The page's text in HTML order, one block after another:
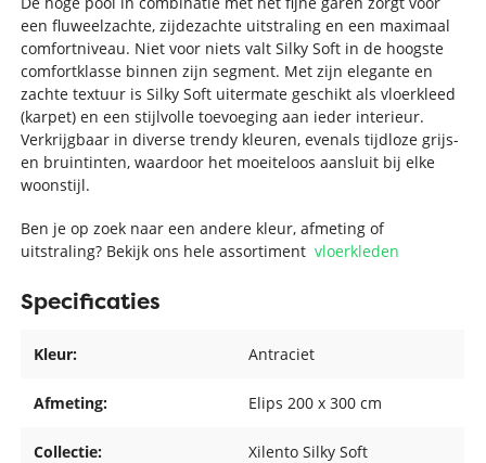
een fluweelzachte, zijdezachte uitstraling en een maximaal
comfortniveau. Niet voor niets valt Silky Soft in de hoogste
comfortklasse binnen zijn segment. Met zijn elegante en
zachte textuur is Silky Soft uitermate geschikt als vloerkleed
(karpet) en een stijlvolle toevoeging aan ieder interieur.
Verkrijgbaar in diverse trendy kleuren, evenals tijdloze grijs-
en bruintinten, waardoor het moeiteloos aansluit bij elke
woonstijl.
Ben je op zoek naar een andere kleur, afmeting of
uitstraling? Bekijk ons hele assortimentvloerkleden
Specificaties
Kleur: Antraciet
Afmeting: Elips 200 x 300 cm
Collectie: Xilento Silky Soft